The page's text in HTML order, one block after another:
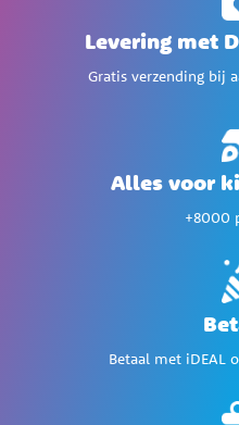
Levering met
Gratis verzending bij
Alles voor
+8000
Betaal met iDEAL